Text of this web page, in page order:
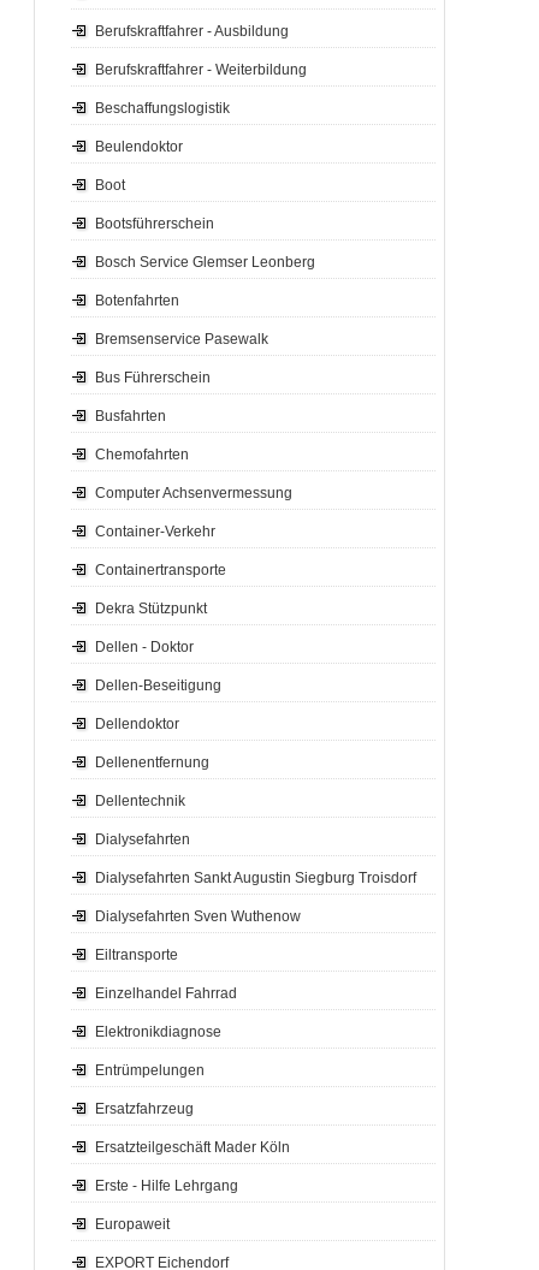
Berufskraftfahrer - Ausbildung
Berufskraftfahrer - Weiterbildung
Beschaffungslogistik
Beulendoktor
Boot
Bootsführerschein
Bosch Service Glemser Leonberg
Botenfahrten
Bremsenservice Pasewalk
Bus Führerschein
Busfahrten
Chemofahrten
Computer Achsenvermessung
Container-Verkehr
Containertransporte
Dekra Stützpunkt
Dellen - Doktor
Dellen-Beseitigung
Dellendoktor
Dellenentfernung
Dellentechnik
Dialysefahrten
Dialysefahrten Sankt Augustin Siegburg Troisdorf
Dialysefahrten Sven Wuthenow
Eiltransporte
Einzelhandel Fahrrad
Elektronikdiagnose
Entrümpelungen
Ersatzfahrzeug
Ersatzteilgeschäft Mader Köln
Erste - Hilfe Lehrgang
Europaweit
EXPORT Eichendorf